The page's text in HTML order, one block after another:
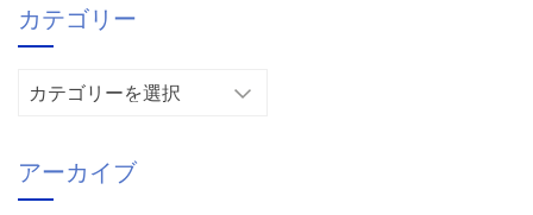
カテゴリー
リ
ー
アーカイブ